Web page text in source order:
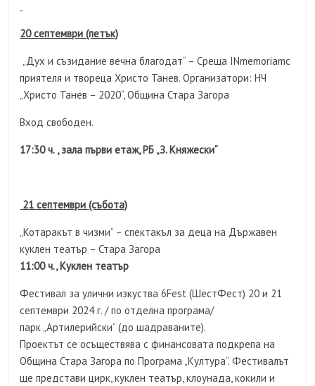
20 септември (петък)
„Дух и съзидание вечна благодат“ – Среща INmemoriamс
приятеля и твореца Христо Танев. Организатори: НЧ
„Христо Танев – 2020“, Община Стара Загора
Вход свободен.
17:30 ч. , зала първи етаж, РБ „З. Княжески“
21 септември(събота)
„Котаракът в чизми“ – спектакъл за деца на Държавен
куклен театър – Стара Загора
11:00 ч., Куклен театър
Фестивал за улични изкуства 6Fest (ШестФест) 20 и 21
септември 2024 г. / по отделна програма/
парк „Артилерийски“ (до шадраваните).
Проектът се осъществява с финансовата подкрепа на
Община Стара Загора по Програма „Култура“. Фестивалът
ще представи цирк, куклен театър, клоунада, кокили и